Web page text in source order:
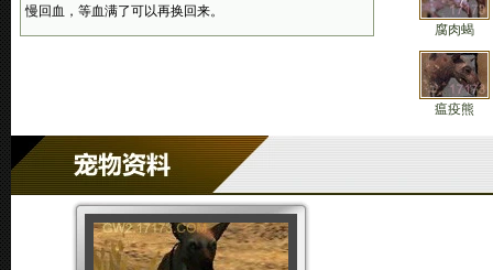
慢回血，等血满了可以再换回来。
腐肉蝎
瘟疫熊